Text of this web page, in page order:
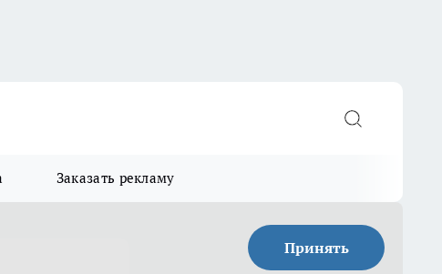
Заказать рекламу
Принять